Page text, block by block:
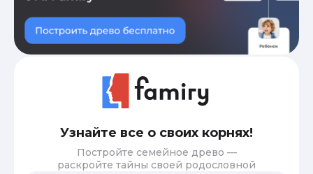
Узнайте все о своих корнях!
Постройте семейное древо —
раскройте тайны своей родословной